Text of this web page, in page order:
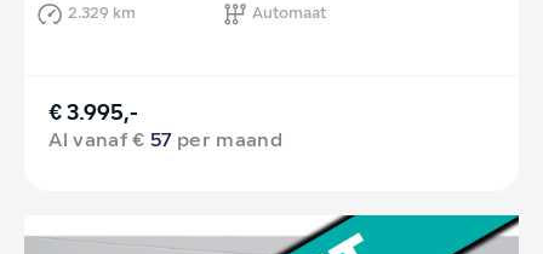
2.329 km
Automaat
€ 3.995,-
Al vanaf €57 per maand